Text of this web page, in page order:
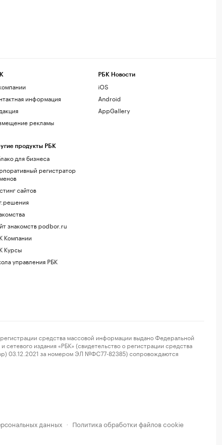
информация
рекламы
продукты РБК
для бизнеса
регистратор
сайтов
знакомств podbor.ru
Компании
Курсы
управления РБК
РБК Новости
iOS
Android
AppGallery
средства массовой информации выдано Федеральной
издания «РБК» (свидетельство о регистрации средства
03.12.2021 за номером ЭЛ №ФС77-82385) сопровождаются
данных · Политика обработки файлов cookie